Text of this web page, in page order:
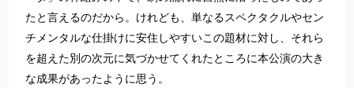
たと言えるのだから。けれども、単なるスペクタクルやセン
チメンタルな仕掛けに安住しやすいこの題材に対し、それら
を超えた別の次元に気づかせてくれたところに本公演の大き
な成果があったように思う。